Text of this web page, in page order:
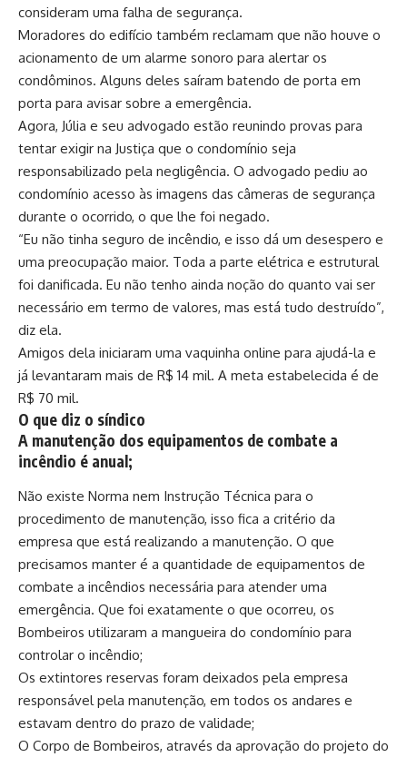
consideram uma falha de segurança.
Moradores do edifício também reclamam que não houve o
acionamento de um alarme sonoro para alertar os
condôminos. Alguns deles saíram batendo de porta em
porta para avisar sobre a emergência.
Agora, Júlia e seu advogado estão reunindo provas para
tentar exigir na Justiça que o condomínio seja
responsabilizado pela negligência. O advogado pediu ao
condomínio acesso às imagens das câmeras de segurança
durante o ocorrido, o que lhe foi negado.
“Eu não tinha seguro de incêndio, e isso dá um desespero e
uma preocupação maior. Toda a parte elétrica e estrutural
foi danificada. Eu não tenho ainda noção do quanto vai ser
necessário em termo de valores, mas está tudo destruído”,
diz ela.
Amigos dela iniciaram uma vaquinha online para ajudá-la e
já levantaram mais de R$ 14 mil. A meta estabelecida é de
R$ 70 mil.
O que diz o síndico
A manutenção dos equipamentos de combate a
incêndio é anual;
Não existe Norma nem Instrução Técnica para o
procedimento de manutenção, isso fica a critério da
empresa que está realizando a manutenção. O que
precisamos manter é a quantidade de equipamentos de
combate a incêndios necessária para atender uma
emergência. Que foi exatamente o que ocorreu, os
Bombeiros utilizaram a mangueira do condomínio para
controlar o incêndio;
Os extintores reservas foram deixados pela empresa
responsável pela manutenção, em todos os andares e
estavam dentro do prazo de validade;
O Corpo de Bombeiros, através da aprovação do projeto do